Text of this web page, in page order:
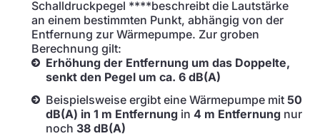
Schalldruckpegel ****beschreibt die Lautstärke
an einem bestimmten Punkt, abhängig von der
Entfernung zur Wärmepumpe. Zur groben
Berechnung gilt:
Erhöhung der Entfernung um das Doppelte,
senkt den Pegel um ca. 6 dB(A)
Beispielsweise ergibt eine Wärmepumpe mit 50
dB(A) in 1 m Entfernung in 4 m Entfernung nur
noch 38 dB(A)